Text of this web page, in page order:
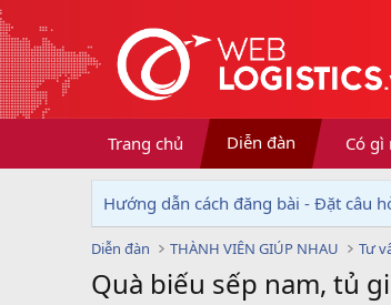
Trang chủ Diễn đàn Có gì
Hướng dẫn cách đăng bài - Đặt câu
Diễn đàn THÀNH VIÊN GIÚP NHAU Tư
Quà biếu sếp nam, tủ